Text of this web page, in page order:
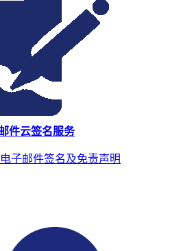
件云签名服务
子邮件签名及免责声明